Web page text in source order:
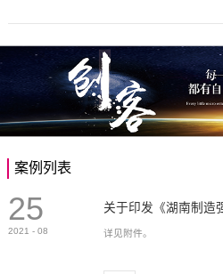
案例列表
25
2021 - 08 详见附件。